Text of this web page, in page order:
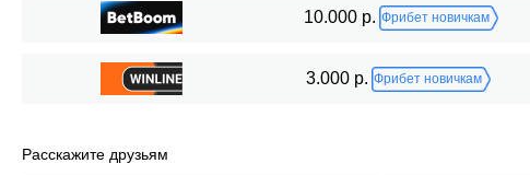
10.000 р. Фрибет новичкам
3.000 р. Фрибет новичкам
Расскажите друзьям